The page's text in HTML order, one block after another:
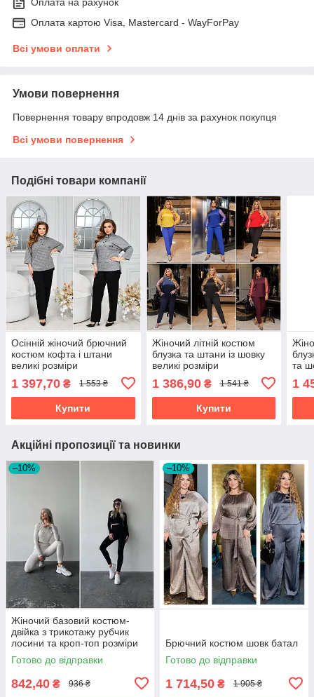
Оплата на рахунок
Оплата картою Visa, Mastercard - WayForPay
Всі умови оплати
Умови повернення
Повернення товару впродовж 14 днів за рахунок покупця
Всі умови повернення
Подібні товари компанії
Осінній жіночий брючний
костюм кофта і штани
великі розміри
1 397,70 ₴ 1 553 ₴
Купити
Жіночий літній костюм
блузка та штани із шовку
великі розміри
1 386,90₴ 1 541 ₴
Купити
та
1
Акційні пропозиції та новинки
–10%
Жіночий базовий костюм-
двійка з трикотажу рубчик
лосини та кроп-топ розміри
норма
Готово до відправки
842,40 ₴ 936 ₴
–10%
Брючний костюм шовк батал
Готово до відправки
1 714,50 ₴ 1 905 ₴